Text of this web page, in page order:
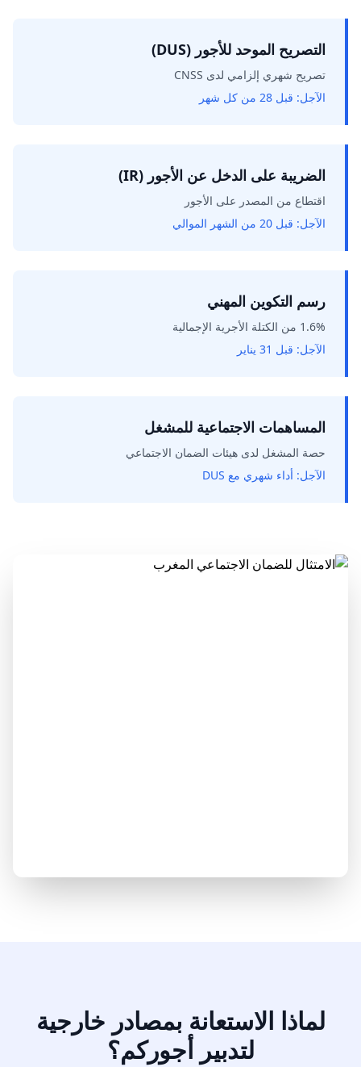
التصريح الموحد للأجور (DUS)
تصريح شهري إلزامي لدى CNSS
الآجل: قبل 28 من كل شهر
الضريبة على الدخل عن الأجور (IR)
اقتطاع من المصدر على الأجور
الآجل: قبل 20 من الشهر الموالي
رسم التكوين المهني
1.6% من الكتلة الأجرية الإجمالية
الآجل: قبل 31 يناير
المساهمات الاجتماعية للمشغل
حصة المشغل لدى هيئات الضمان الاجتماعي
الآجل: أداء شهري مع DUS
لماذا الاستعانة بمصادر خارجية
لتدبير أجوركم؟